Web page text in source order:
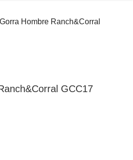
Gorra Hombre Ranch&Corral
GCC17